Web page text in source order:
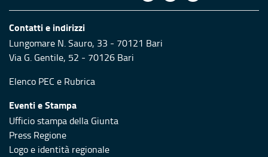
Contatti e indirizzi
Lungomare N. Sauro, 33 - 70121 Bari
Via G. Gentile, 52 - 70126 Bari
Elenco PEC e Rubrica
Eventi e Stampa
Ufficio stampa della Giunta
Press Regione
Logo e identità regionale